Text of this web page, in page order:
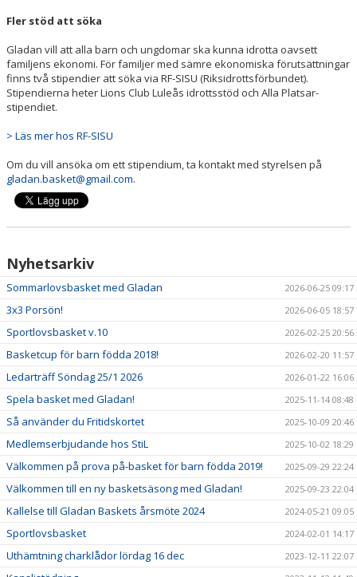
Fler stöd att söka
Gladan vill att alla barn och ungdomar ska kunna idrotta oavsett
familjens ekonomi. För familjer med sämre ekonomiska förutsättningar
finns två stipendier att söka via RF-SISU (Riksidrottsförbundet).
Stipendierna heter Lions Club Luleås idrottsstöd och Alla Platsar-
stipendiet.
> Läs mer hos RF-SISU
Om du vill ansöka om ett stipendium, ta kontakt med styrelsen på
gladan.basket@gmail.com.
Nyhetsarkiv
Sommarlovsbasket med Gladan 2026-06-25 09:17
3x3 Porsön! 2026-06-05 18:57
Sportlovsbasket v.10 2026-02-25 20:56
Basketcup för barn födda 2018! 2026-02-20 11:57
Ledarträff Söndag 25/1 2026 2026-01-22 16:06
Spela basket med Gladan! 2025-11-14 08:48
Så använder du Fritidskortet 2025-10-09 20:46
Medlemserbjudande hos StiL 2025-10-02 18:29
Välkommen på prova på-basket för barn födda 2019! 2025-09-29 22:24
Välkommen till en ny basketsäsong med Gladan! 2025-09-23 22:04
Kallelse till Gladan Baskets årsmöte 2024 2024-05-21 09:05
Sportlovsbasket 2024-02-01 14:17
Uthämtning charklådor lördag 16 dec 2023-12-11 22:07